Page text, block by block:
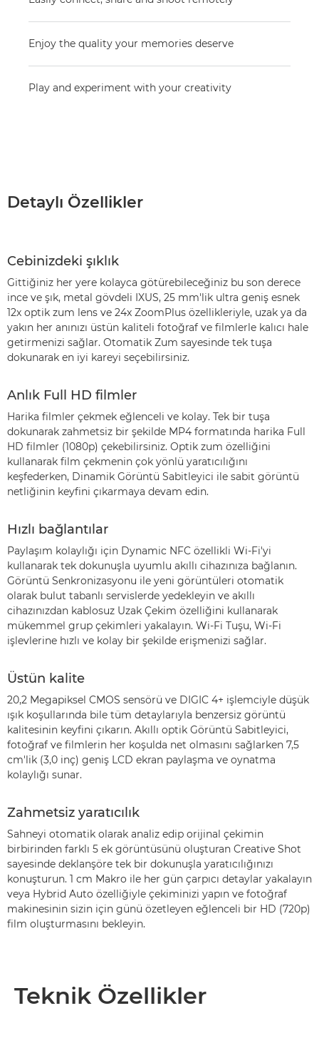
Enjoy the quality your memories deserve
Play and experiment with your creativity
Detaylı Özellikler
Cebinizdeki şıklık
Gittiğiniz her yere kolayca götürebileceğiniz bu son derece
ince ve şık, metal gövdeli IXUS, 25 mm'lik ultra geniş esnek
12x optik zum lens ve 24x ZoomPlus özellikleriyle, uzak ya da
yakın her anınızı üstün kaliteli fotoğraf ve filmlerle kalıcı hale
getirmenizi sağlar. Otomatik Zum sayesinde tek tuşa
dokunarak en iyi kareyi seçebilirsiniz.
Anlık Full HD filmler
Harika filmler çekmek eğlenceli ve kolay. Tek bir tuşa
dokunarak zahmetsiz bir şekilde MP4 formatında harika Full
HD filmler (1080p) çekebilirsiniz. Optik zum özelliğini
kullanarak film çekmenin çok yönlü yaratıcılığını
keşfederken, Dinamik Görüntü Sabitleyici ile sabit görüntü
netliğinin keyfini çıkarmaya devam edin.
Hızlı bağlantılar
Paylaşım kolaylığı için Dynamic NFC özellikli Wi-Fi'yi
kullanarak tek dokunuşla uyumlu akıllı cihazınıza bağlanın.
Görüntü Senkronizasyonu ile yeni görüntüleri otomatik
olarak bulut tabanlı servislerde yedekleyin ve akıllı
cihazınızdan kablosuz Uzak Çekim özelliğini kullanarak
mükemmel grup çekimleri yakalayın. Wi-Fi Tuşu, Wi-Fi
işlevlerine hızlı ve kolay bir şekilde erişmenizi sağlar.
Üstün kalite
20,2 Megapiksel CMOS sensörü ve DIGIC 4+ işlemciyle düşük
ışık koşullarında bile tüm detaylarıyla benzersiz görüntü
kalitesinin keyfini çıkarın. Akıllı optik Görüntü Sabitleyici,
fotoğraf ve filmlerin her koşulda net olmasını sağlarken 7,5
cm'lik (3,0 inç) geniş LCD ekran paylaşma ve oynatma
kolaylığı sunar.
Zahmetsiz yaratıcılık
Sahneyi otomatik olarak analiz edip orijinal çekimin
birbirinden farklı 5 ek görüntüsünü oluşturan Creative Shot
sayesinde deklanşöre tek bir dokunuşla yaratıcılığınızı
konuşturun. 1 cm Makro ile her gün çarpıcı detaylar yakalayın
veya Hybrid Auto özelliğiyle çekiminizi yapın ve fotoğraf
makinesinin sizin için günü özetleyen eğlenceli bir HD (720p)
film oluşturmasını bekleyin.
Teknik Özellikler